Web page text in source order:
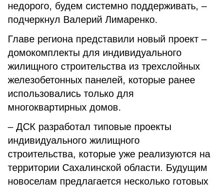
недорого, будем системно поддерживать, –
подчеркнул Валерий Лимаренко.
Главе региона представили новый проект –
домокомплекты для индивидуального
жилищного строительства из трехслойных
железобетонных панелей, которые ранее
использовались только для
многоквартирных домов.
– ДСК разработал типовые проекты
индивидуального жилищного
строительства, которые уже реализуются на
территории Сахалинской области. Будущим
новоселам предлагается несколько готовых